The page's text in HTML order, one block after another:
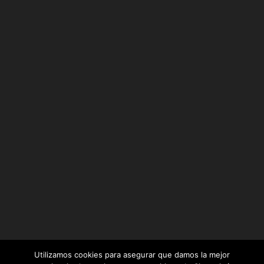
Utilizamos cookies para asegurar que damos la mejor